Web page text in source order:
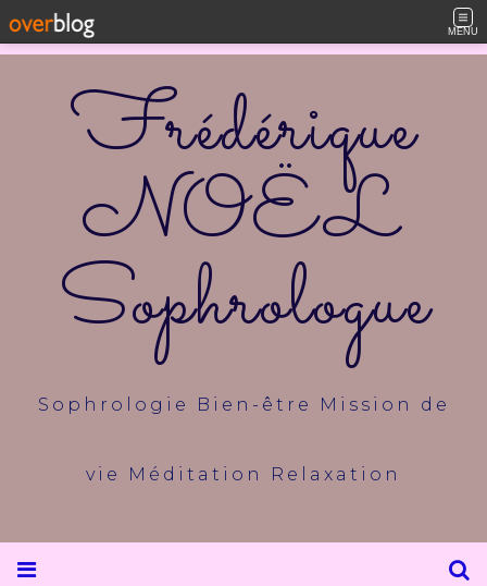
MENU
Frédérique
NOËL
Sophrologue
Sophrologie Bien-être Mission de
vie Méditation Relaxation